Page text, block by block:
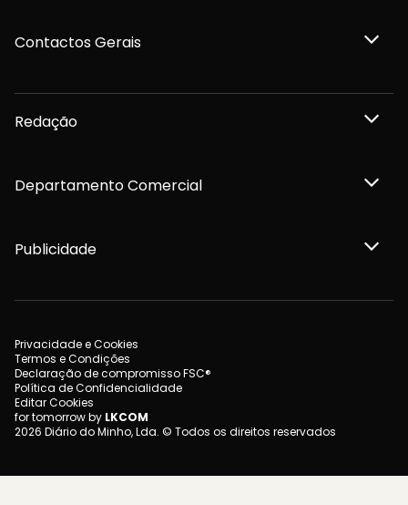
Contactos Gerais
Redação
Departamento Comercial
Publicidade
Privacidade e Cookies
Termos e Condições
Declaração de compromisso FSC®
Política de Confidencialidade
Editar Cookies
for tomorrow by LKCOM
2026 Diário do Minho, Lda. © Todos os direitos reservados